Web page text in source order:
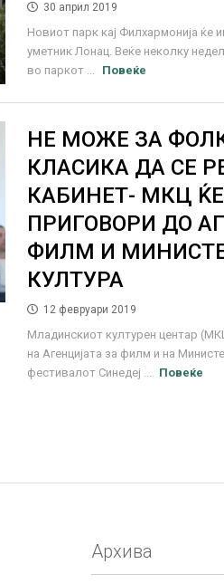
30 април 2019
Новиот парк кај Филхармонија ќе
уметник Лонац. Веќе неколку
во паркот ...
Повеќе
НЕ МОЖЕ ЗА
КЛАСИКА ДА СЕ
КАБИНЕТ- МКЦ
ПРИГОВОРИ ДО
ФИЛМ И
КУЛТУРА
12 февруари 2019
Младинскиот културен центар
на Агенцијата за филм и на
фестивалот Синедеј ...
Повеќе
Архива